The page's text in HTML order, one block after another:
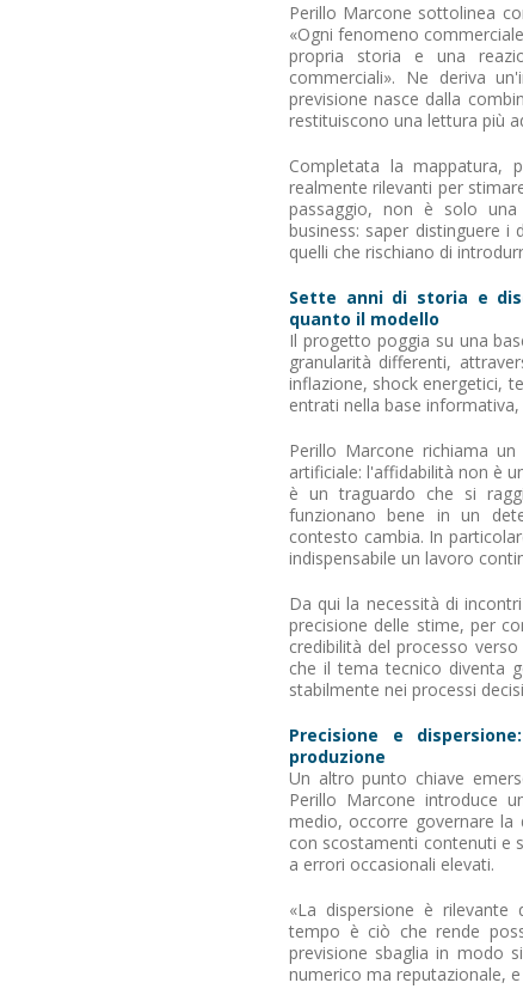
Perillo Marcone sottolinea
«Ogni fenomeno
propria storia e una
commerciali». Ne deriva
previsione nasce dalla
restituiscono una lettura più
Completata la mappatura,
realmente rilevanti per
passaggio, non è solo
business: saper distinguere i
quelli che rischiano di
Sette anni di storia e
quanto il modello
Il progetto poggia su una
granularità differenti,
inflazione, shock energetici,
entrati nella base
Perillo Marcone richiama
artificiale: l'affidabilità non è
è un traguardo che si
funzionano bene in un
contesto cambia. In
indispensabile un lavoro
Da qui la necessità di
precisione delle stime, per
credibilità del processo
che il tema tecnico diventa
stabilmente nei processi
Precisione e
produzione
Un altro punto chiave
Perillo Marcone introduce
medio, occorre governare la
con scostamenti contenuti e
a errori occasionali elevati.
«La dispersione è rilevante
tempo è ciò che rende
previsione sbaglia in modo
numerico ma reputazionale,